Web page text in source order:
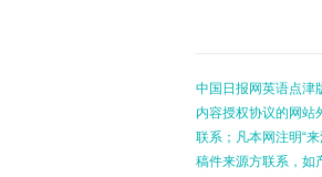
中国日报网英语点津
内容授权协议的网站
联系；凡本网注明“
稿件来源方联系，如